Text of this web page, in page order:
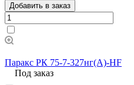
Добавить в заказ
Паракс РК 75-7-327нг(А)-HF
Под заказ